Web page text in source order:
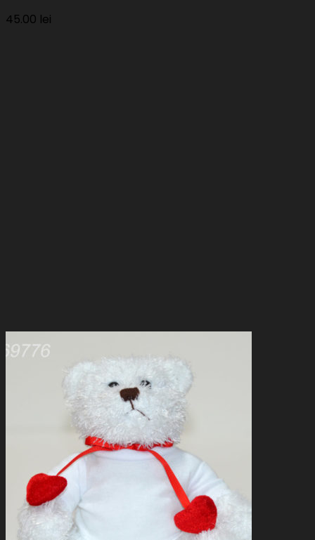
45.00 lei